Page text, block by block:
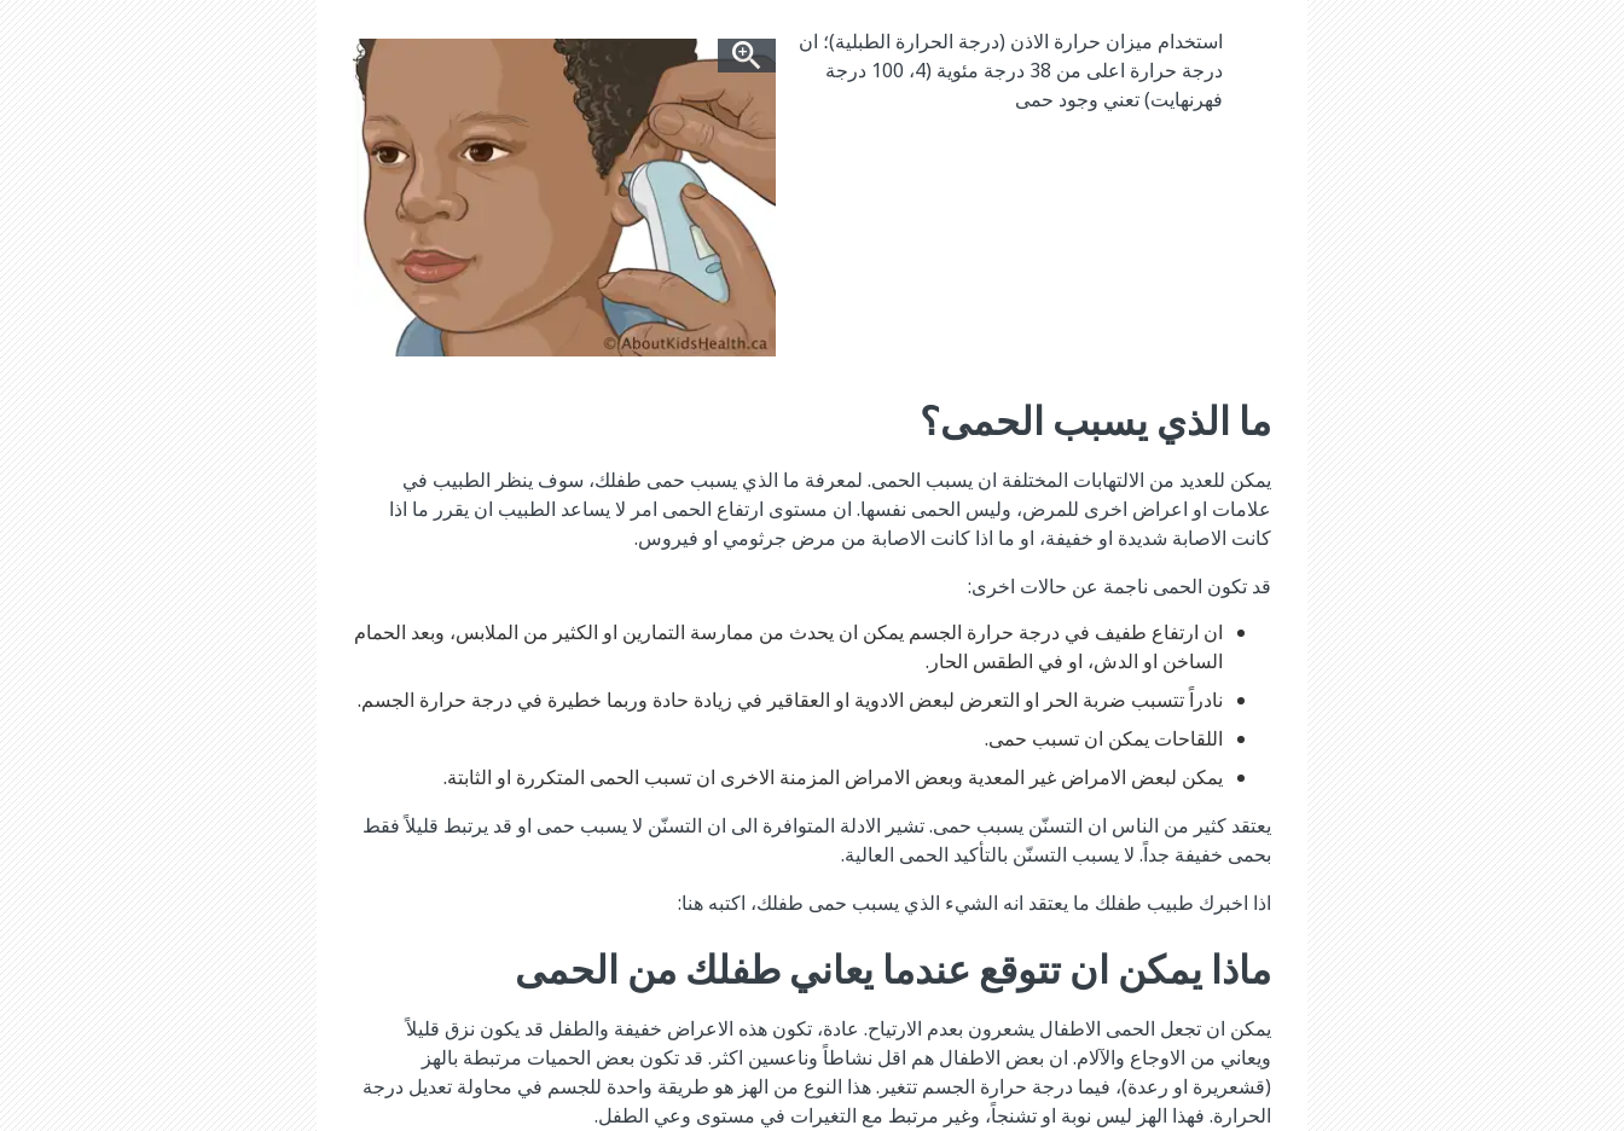
استخدام ميزان حرارة الاذن (درجة الحرارة الطبلية)؛ ان
درجة حرارة اعلى من 38 درجة مئوية (4، 100 درجة
فهرنهايت) تعني وجود حمى
ما الذي يسبب الحمى؟
يمكن للعديد من الالتهابات المختلفة ان يسبب الحمى. لمعرفة ما الذي يسبب حمى طفلك، سوف ينظر الطبيب في
علامات او اعراض اخرى للمرض، وليس الحمى نفسها. ان مستوى ارتفاع الحمى امر لا يساعد الطبيب ان يقرر ما اذا
كانت الاصابة شديدة او خفيفة، او ما اذا كانت الاصابة من مرض جرثومي او فيروس.
قد تكون الحمى ناجمة عن حالات اخرى:
ان ارتفاع طفيف في درجة حرارة الجسم يمكن ان يحدث من ممارسة التمارين او الكثير من الملابس، وبعد الحمام
الساخن او الدش، او في الطقس الحار.
نادراً تتسبب ضربة الحر او التعرض لبعض الادوية او العقاقير في زيادة حادة وربما خطيرة في درجة حرارة الجسم.
اللقاحات يمكن ان تسبب حمى.
يمكن لبعض الامراض غير المعدية وبعض الامراض المزمنة الاخرى ان تسبب الحمى المتكررة او الثابتة.
يعتقد كثير من الناس ان التسنّن يسبب حمى. تشير الادلة المتوافرة الى ان التسنّن لا يسبب حمى او قد يرتبط قليلاً فقط
بحمى خفيفة جداً. لا يسبب التسنّن بالتأكيد الحمى العالية.
اذا اخبرك طبيب طفلك ما يعتقد انه الشيء الذي يسبب حمى طفلك، اكتبه هنا:
ماذا يمكن ان تتوقع عندما يعاني طفلك من الحمى
يمكن ان تجعل الحمى الاطفال يشعرون بعدم الارتياح. عادة، تكون هذه الاعراض خفيفة والطفل قد يكون نزق قليلاً
ويعاني من الاوجاع والآلام. ان بعض الاطفال هم اقل نشاطاً وناعسين اكثر. قد تكون بعض الحميات مرتبطة بالهز
(قشعريرة او رعدة)، فيما درجة حرارة الجسم تتغير. هذا النوع من الهز هو طريقة واحدة للجسم في محاولة تعديل درجة
الحرارة. فهذا الهز ليس نوبة او تشنجاً، وغير مرتبط مع التغيرات في مستوى وعي الطفل.